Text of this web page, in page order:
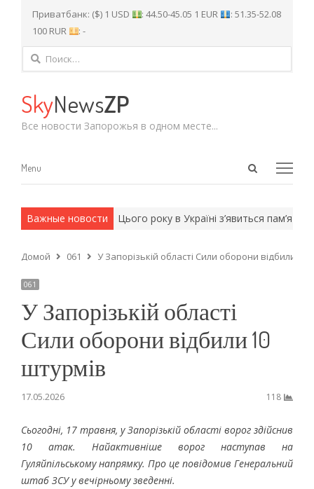
Приватбанк: ($) 1 USD : 44.50-45.05 1 EUR
: 51.35-52.08
100 RUR
: -
Найти:
SkyNewsZP
Все новости Запорожья в одном месте...
Open
Menu
Menu
Важные новости
армейские методы. Цього року в Україні з’явиться пам’ятна
Домой 061 У Запорізькій області Сили оборони відбили 10
061
У Запорізькій області
Сили оборони відбили 10
штурмів
17.05.2026 118
Сьогодні, 17 травня, у Запорізькій області ворог здійснив
10 атак. Найактивніше ворог наступав на
Гуляйпільському напрямку. Про це повідомив Генеральний
штаб ЗСУ у вечірньому зведенні.